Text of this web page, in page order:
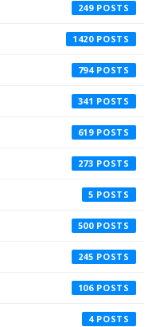
249
1420
794
341
619
273
5
500
245
106
4